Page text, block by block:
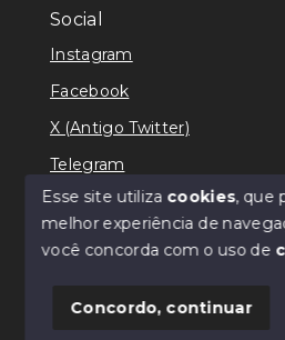
Olá! Estamos
Social
Instagram
Facebook
X (Antigo Twitter)
Telegram
© Copyright 2026 - Ricardo
SITE PARA IMOBILIARIA
Esse site utiliza cookies, que
melhor experiência de
você concorda com o uso de
Concordo, continuar